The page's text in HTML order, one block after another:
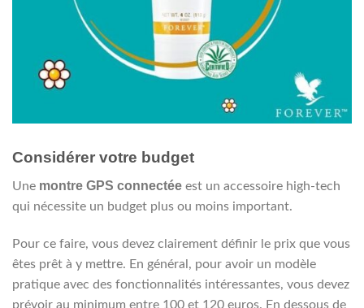
Considérer votre budget
Une montre GPS connectée est un accessoire high-tech
qui nécessite un budget plus ou moins important.
Pour ce faire, vous devez clairement définir le prix que vous
êtes prêt à y mettre. En général, pour avoir un modèle
pratique avec des fonctionnalités intéressantes, vous devez
prévoir au minimum entre 100 et 120 euros. En dessous de